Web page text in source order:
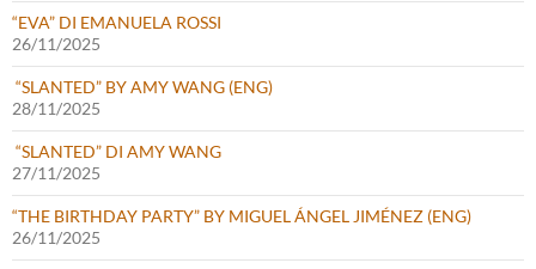
“EVA” DI EMANUELA ROSSI
26/11/2025
“SLANTED” BY AMY WANG (ENG)
28/11/2025
“SLANTED” DI AMY WANG
27/11/2025
“THE BIRTHDAY PARTY” BY MIGUEL ÁNGEL JIMÉNEZ (ENG)
26/11/2025